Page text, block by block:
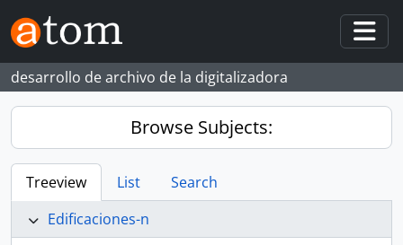
Skip to main content
desarrollo de archivo de la digitalizadora
Browse Subjects:
Treeview List
Search
Edificaciones-n